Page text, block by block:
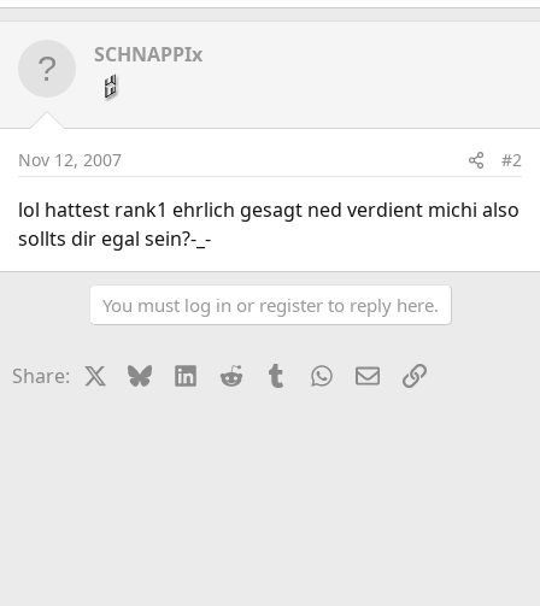
SCHNAPPIx
Nov 12, 2007 #2
lol hattest rank1 ehrlich gesagt ned verdient michi also
sollts dir egal sein?-_-
You must log in or register to reply here.
Share: BlueskyLinkedIn
Reddit TumblrWhatsApp
EmailLink